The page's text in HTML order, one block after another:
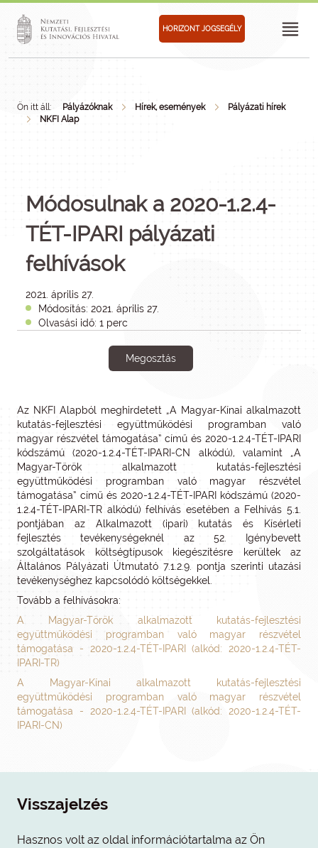
HORIZONT JOGSEGÉLY
Ön itt áll: Pályázóknak Hírek, események
Pályázati hírek
NKFI Alap
Módosulnak a 2020-1.2.4-
TÉT-IPARI pályázati
felhívások
2021. április 27.
Módosítás: 2021. április 27.
Olvasási idő: 1 perc
Megosztás
Az NKFI Alapból meghirdetett „A Magyar-Kínai alkalmazott
kutatás-fejlesztési együttműködési programban való
magyar részvétel támogatása” című és 2020-1.2.4-TÉT-IPARI
kódszámú (2020-1.2.4-TÉT-IPARI-CN alkódú), valamint „A
Magyar-Török alkalmazott kutatás-fejlesztési
együttműködési programban való magyar részvétel
támogatása” című és 2020-1.2.4-TÉT-IPARI kódszámú (2020-
1.2.4-TÉT-IPARI-TR alkódú) felhívás esetében a Felhívás 5.1.
pontjában az Alkalmazott (ipari) kutatás és Kísérleti
fejlesztés tevékenységeknél az 52. Igénybevett
szolgáltatások költségtípusok kiegészítésre kerültek az
Általános Pályázati Útmutató 7.1.2.9. pontja szerinti utazási
tevékenységhez kapcsolódó költségekkel.
Tovább a felhívásokra:
A Magyar-Török alkalmazott kutatás-fejlesztési
együttműködési programban való magyar részvétel
támogatása - 2020-1.2.4-TÉT-IPARI (alkód: 2020-1.2.4-TÉT-
IPARI-TR)
A Magyar-Kínai alkalmazott kutatás-fejlesztési
együttműködési programban való magyar részvétel
támogatása - 2020-1.2.4-TÉT-IPARI (alkód: 2020-1.2.4-TÉT-
IPARI-CN)
Visszajelzés
Hasznos volt az oldal információtartalma az Ön